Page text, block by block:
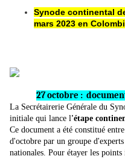
Synode continental
mars 2023 en
27 octobre :
La Secrétairerie Générale du
initiale qui lance l'étape
Ce document a été constitué
d'octobre par un groupe
nationales. Pour étayer les